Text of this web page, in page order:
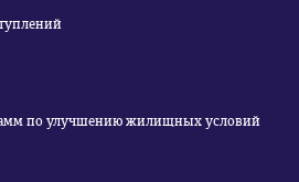
по улучшению жилищных условий